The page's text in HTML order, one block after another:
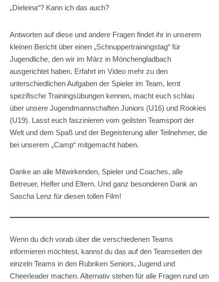
„Dieleina“? Kann ich das auch?
Antworten auf diese und andere Fragen findet ihr in unserem
kleinen Bericht über einen „Schnuppertrainingstag“ für
Jugendliche, den wir im März in Mönchengladbach
ausgerichtet haben. Erfahrt im Video mehr zu den
unterschiedlichen Aufgaben der Spieler im Team, lernt
spezifische Trainingsübungen kennen, macht euch schlau
über unsere Jugendmannschaften Juniors (U16) und Rookies
(U19). Lasst euch faszinieren vom geilsten Teamsport der
Welt und dem Spaß und der Begeisterung aller Teilnehmer, die
bei unserem „Camp“ mitgemacht haben.
Danke an alle Mitwirkenden, Spieler und Coaches, alle
Betreuer, Helfer und Eltern. Und ganz besonderen Dank an
Sascha Lenz für diesen tollen Film!
Wenn du dich vorab über die verschiedenen Teams
informieren möchtest, kannst du das auf den Teamseiten der
einzeln Teams in den Rubriken Seniors, Jugend und
Cheerleader machen. Alternativ stehen für alle Fragen rund um